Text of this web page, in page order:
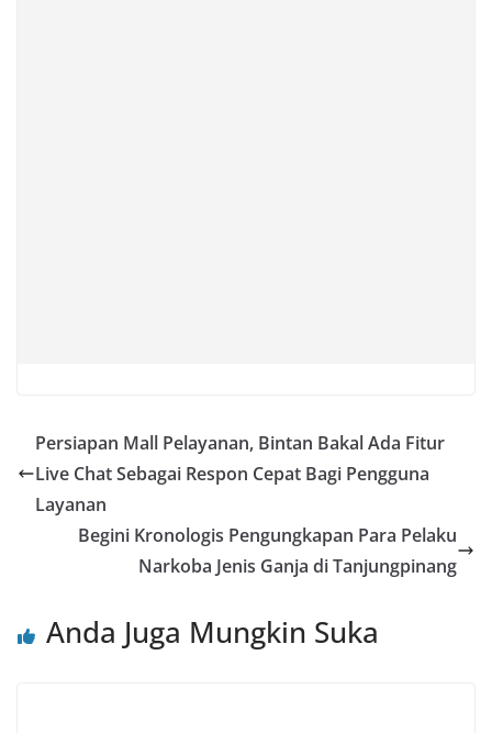
Persiapan Mall Pelayanan, Bintan Bakal Ada Fitur
Live Chat Sebagai Respon Cepat Bagi Pengguna
Layanan
Begini Kronologis Pengungkapan Para Pelaku
Narkoba Jenis Ganja di Tanjungpinang
Anda Juga Mungkin Suka